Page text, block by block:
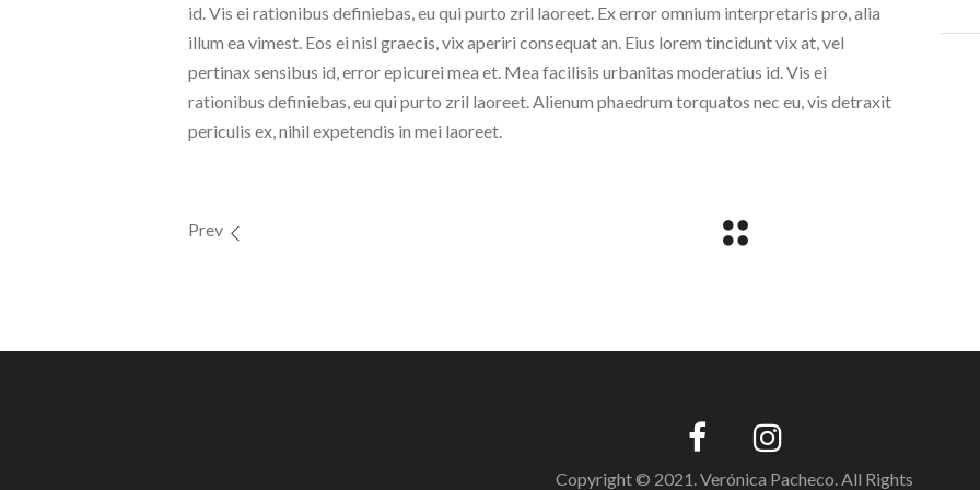
id. Vis ei rationibus definiebas, eu qui purto zril laoreet. Ex error omnium interpretaris pro, alia
illum ea vimest. Eos ei nisl graecis, vix aperiri consequat an. Eius lorem tincidunt vix at, vel
pertinax sensibus id, error epicurei mea et. Mea facilisis urbanitas moderatius id. Vis ei
rationibus definiebas, eu qui purto zril laoreet. Alienum phaedrum torquatos nec eu, vis detraxit
periculis ex, nihil expetendis in mei laoreet.
Prev
Copyright © 2021. Verónica Pacheco. All Rights